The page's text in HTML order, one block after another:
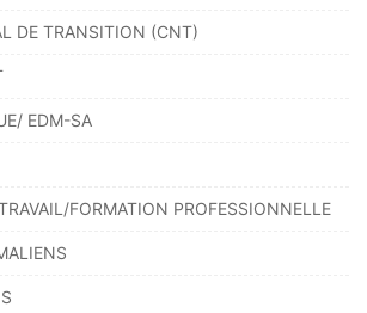
DE TRANSITION (CNT)
EDM-SA
FORMATION PROFESSIONNELLE